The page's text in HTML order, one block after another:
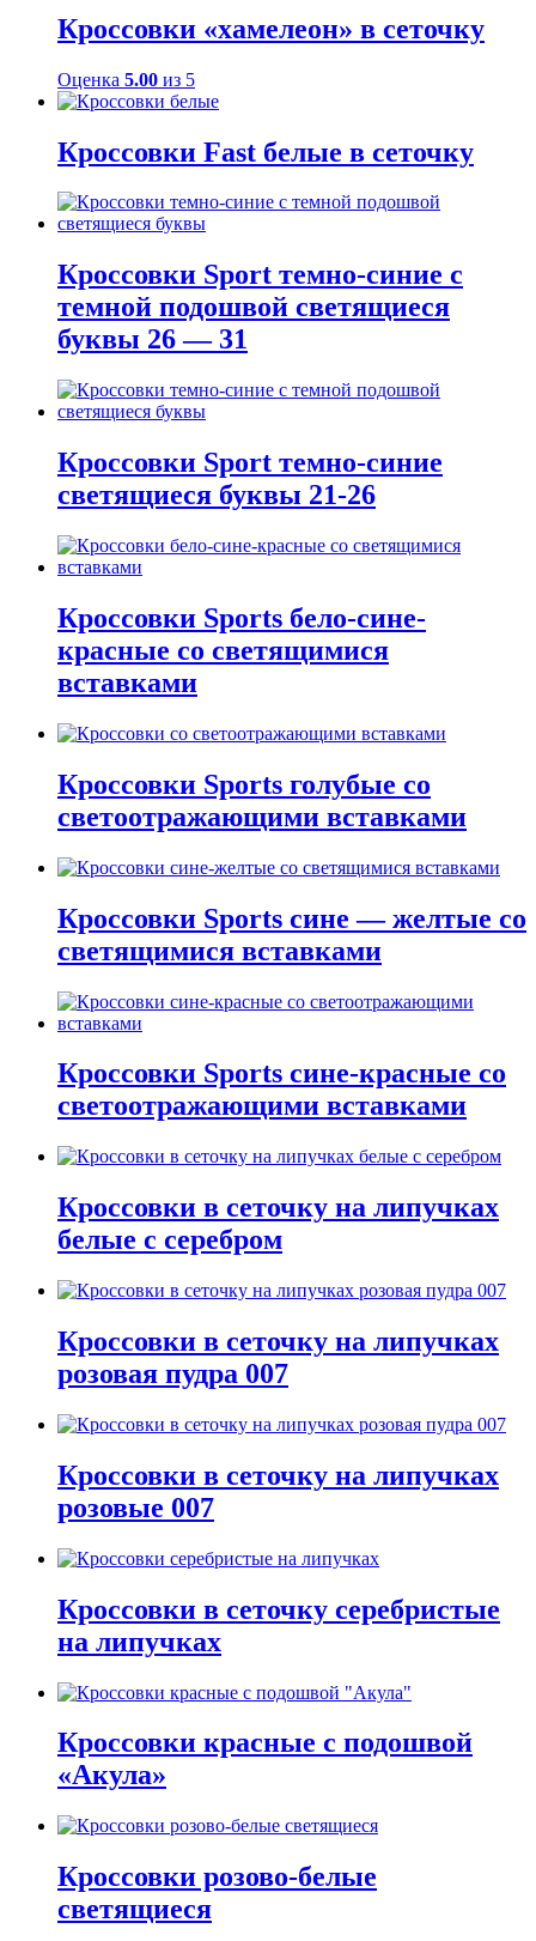
Кроссовки «хамелеон» в сеточку
Оценка 5.00 из 5
Кроссовки Fast белые в сеточку
Кроссовки Sport темно-синие с
темной подошвой светящиеся
буквы 26 — 31
Кроссовки Sport темно-синие
светящиеся буквы 21-26
Кроссовки Sports бело-сине-
красные со светящимися
вставками
Кроссовки Sports голубые со
светоотражающими вставками
Кроссовки Sports сине — желтые со
светящимися вставками
Кроссовки Sports сине-красные со
светоотражающими вставками
Кроссовки в сеточку на липучках
белые с серебром
Кроссовки в сеточку на липучках
розовая пудра 007
Кроссовки в сеточку на липучках
розовые 007
Кроссовки в сеточку серебристые
на липучках
Кроссовки красные с подошвой
«Акула»
Кроссовки розово-белые
светящиеся